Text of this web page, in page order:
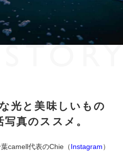
光と美味しいもの
真のススメ。
camell代表のChie（Instagram）